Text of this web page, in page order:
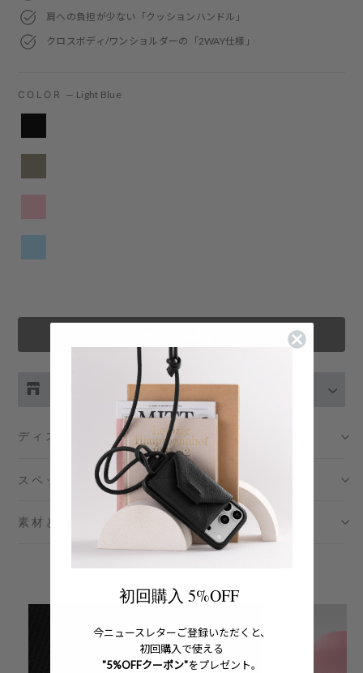
肩への負担が少ない「クッションハンドル」
クロスボディ/ワンショルダーの「2WAY仕様」
COLOR — Light Blue
お取り扱い店舗の在庫をチェック
伊勢丹新宿 メンズ館 - 在庫 -X
渋谷スクランブルスクエア店 - 在庫 -
日本橋コレド室町テラス店- 在庫 -X
大阪梅田グランフロント店- 在庫 -O
六本木ミッドタウン店 - 在庫 - O
名古屋ミッドランドスクエア店- 在庫 -O
ディスクリプション
スペック
素材とメンテナンス
初回購入 5%OFF
今ニュースレターご登録いただくと、
初回購入で使える
"5%OFFクーポン"をプレゼント。